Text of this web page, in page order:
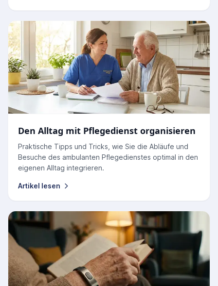
Den Alltag mit Pflegedienst organisieren
Praktische Tipps und Tricks, wie Sie die Abläufe und
Besuche des ambulanten Pflegedienstes optimal in den
eigenen Alltag integrieren.
Artikel lesen